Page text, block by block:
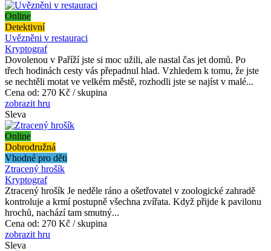
Online
Detektivní
Uvězněni v restauraci
Kryptograf
Dovolenou v Paříží jste si moc užili, ale nastal čas jet domů. Po
třech hodinách cesty vás přepadnul hlad. Vzhledem k tomu, že jste
se nechtěli motat ve velkém městě, rozhodli jste se najíst v malé...
Cena od: 270 Kč / skupina
zobrazit hru
Sleva
Online
Dobrodružná
Vhodné pro děti
Ztracený hrošík
Kryptograf
Ztracený hrošík Je neděle ráno a ošetřovatel v zoologické zahradě
kontroluje a krmí postupně všechna zvířata. Když přijde k pavilonu
hrochů, nachází tam smutný...
Cena od: 270 Kč / skupina
zobrazit hru
Sleva